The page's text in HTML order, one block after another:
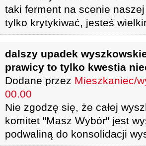
taki ferment na scenie
tylko krytykiwać, jesteś
dalszy upadek
prawicy to tylko kwestia
Dodane przez Mieszkaniec/
00.00
Nie zgodzę się, że całej
komitet "Masz Wybór" jest
podwaliną do konsolidacji